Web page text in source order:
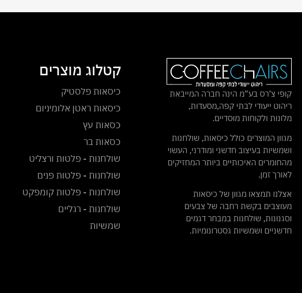
קופי צ’רס בע”מ הינה חברה המייבאת
ריהוט ייעודי לבתי קפה,מסעדות,
מלונות ולקוחות מוסדיים.
מגוון המוצרים כולל כיסאות, שולחנות
ושמשיות בעיצוב חדשני ומודרני, העשוי
מהחומרים האיכותיים ביותר המחזיקים
לאורך זמן.
אצלנו תמצאו מגוון של כיסאות
מעוצבים בקשת רחבה של צבעים
וסגנונות, שולחנות במבחר דגמים
חדשניים ושמשיות גסטרונומיות.
קטלוג מוצרים
כיסאות פלסטיק
כיסאות ראטן אלומיניום
כסאות עץ
כסאות בר
שולחנות - פלטות ורצליט
שולחנות - פלטות פנים
שולחנות - פלטות קומפקט
שולחנות - רגליים
שמשיות